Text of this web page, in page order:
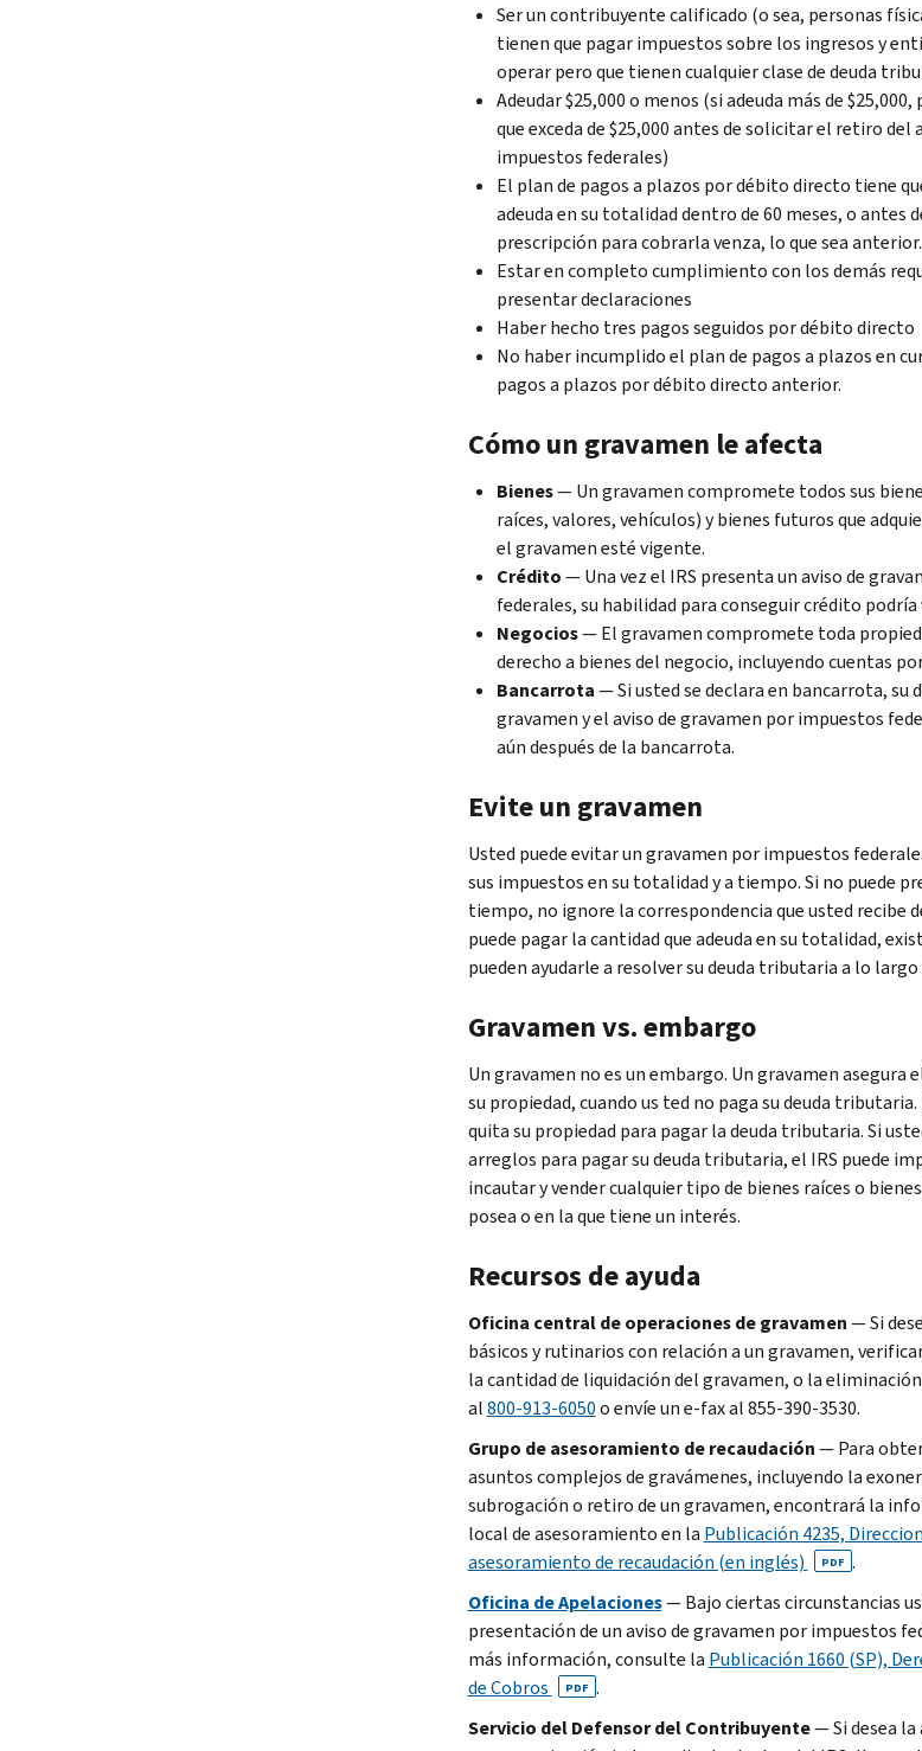
Ser un contribuyente calificado (o sea, personas
tienen que pagar impuestos sobre los ingresos y
operar pero que tienen cualquier clase de deuda
Adeudar $25,000 o menos (si adeuda más de
que exceda de $25,000 antes de solicitar el retiro del
impuestos federales)
El plan de pagos a plazos por débito directo tiene
adeuda en su totalidad dentro de 60 meses, o antes
prescripción para cobrarla venza, lo que sea anterior.
Estar en completo cumplimiento con los demás
presentar declaraciones
Haber hecho tres pagos seguidos por débito directo
No haber incumplido el plan de pagos a plazos en
pagos a plazos por débito directo anterior.
Cómo un gravamen le afecta
Bienes— Un gravamen compromete todos sus
raíces, valores, vehículos) y bienes futuros que
el gravamen esté vigente.
Crédito— Una vez el IRS presenta un aviso de
federales, su habilidad para conseguir crédito
Negocios— El gravamen compromete toda
derecho a bienes del negocio, incluyendo cuentas
Bancarrota— Si usted se declara en bancarrota, su
gravamen y el aviso de gravamen por impuestos
aún después de la bancarrota.
Evite un gravamen
Usted puede evitar un gravamen por impuestos
sus impuestos en su totalidad y a tiempo. Si no puede
tiempo, no ignore la correspondencia que usted recibe
puede pagar la cantidad que adeuda en su totalidad,
pueden ayudarle a resolver su deuda tributaria a lo
Gravamen vs. embargo
Un gravamen no es un embargo. Un gravamen asegura
su propiedad, cuando us ted no paga su deuda tributaria.
quita su propiedad para pagar la deuda tributaria. Si
arreglos para pagar su deuda tributaria, el IRS puede
incautar y vender cualquier tipo de bienes raíces o
posea o en la que tiene un interés.
Recursos de ayuda
Oficina central de operaciones de gravamen—Si
básicos y rutinarios con relación a un gravamen,
la cantidad de liquidación del gravamen, o la
al800-913-6050o envíe un e-fax al 855-390-3530.
Grupo deasesoramiento de recaudación— Para
asuntos complejos de gravámenes, incluyendo la
subrogación o retiro de un gravamen, encontrará la
local de asesoramiento en la Publicación 4235,
asesoramiento de recaudación (en inglés)
PDF .
Oficina de Apelaciones— Bajo ciertas circunstancias
presentación de un aviso de gravamen por impuestos
más información, consulte la Publicación 1660 (SP),
de Cobros
PDF .
Servicio del Defensor del Contribuyente— Si desea la